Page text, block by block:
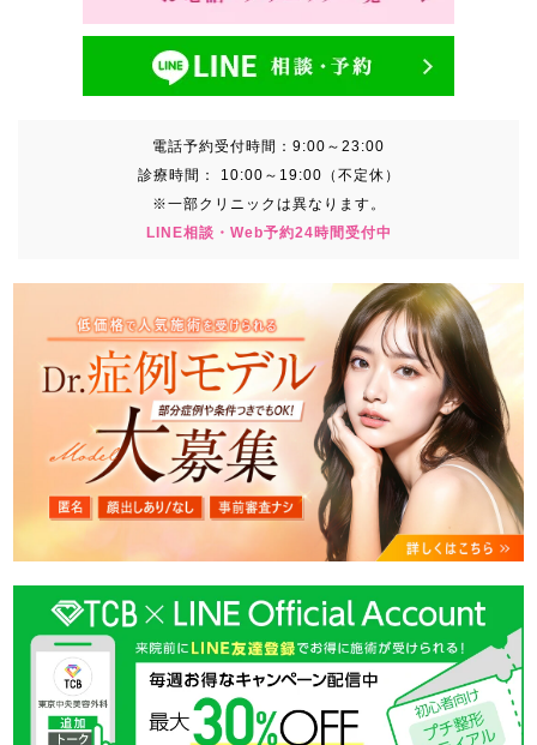
電話予約受付時間： 9:00～23:00
診療時間：
10:00～19:00（不定休）
※一部クリニックは異なります。
LINE相談・Web予約24時間受付中